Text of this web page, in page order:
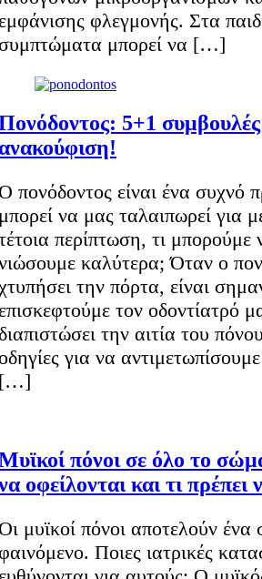
φλεγμονής. Στα
μπορεί να […]
5+1
πονόδοντος είναι ένα συχνό
να μας ταλαιπωρεί για
περίπτωση, τι
καλύτερα; Όταν ο
την πόρτα, είναι
τον οδοντίατρό
την αιτία του
για να
πόνοι σε όλο το
οφείλονται και τι πρέπει
μυϊκοί πόνοι αποτελούν ένα
Ποιες ιατρικές